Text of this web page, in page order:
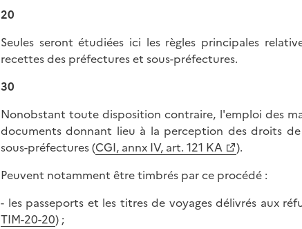
20
Seules seront étudiées ici les règles principales
recettes des préfectures et sous-préfectures.
30
Nonobstant toute disposition contraire, l'emploi des
documents donnant lieu à la perception des droits
sous-préfectures (CGI, annx IV, art. 121 KA
).
Peuvent notamment être timbrés par ce procédé :
- les passeports et les titres de voyages délivrés aux
TIM-20-20) ;